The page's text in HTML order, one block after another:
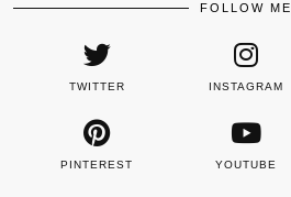
FOLLOW ME
TWITTER INSTAGRAM
PINTEREST YOUTUBE